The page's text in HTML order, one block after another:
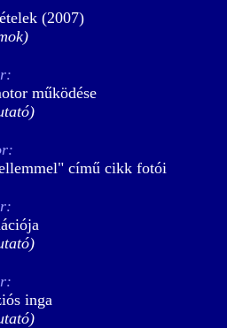
(2007)
működése
című cikk fotói
inga